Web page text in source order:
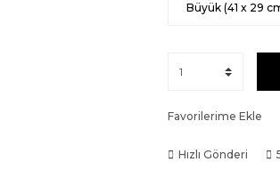
Büyük (41 x 29
Favorilerime Ekle
Hızlı Gönderi